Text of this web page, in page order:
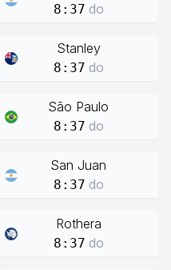
8:37 do
Stanley
8:37 do
São Paulo
8:37 do
San Juan
8:37 do
Rothera
8:37 do